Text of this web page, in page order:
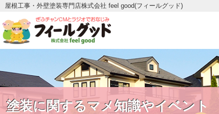
屋根工事・外壁塗装専門店株式会社 feel good(フィールグッド)
塗装に関するマメ知識やイベント